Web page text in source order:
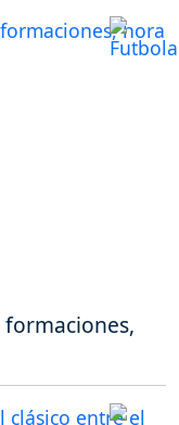
formaciones,